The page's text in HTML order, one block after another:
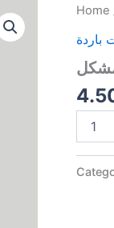
Home
باردة
كبيس
-
Pickles